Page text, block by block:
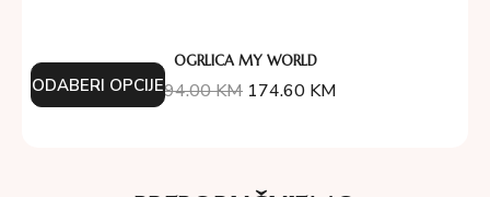
OGRLICA MY WORLD
194.00KM 174.60 KM
ODABERI OPCIJE